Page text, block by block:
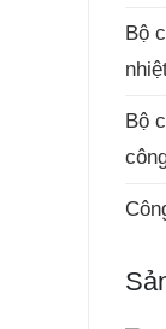
Bộ
Bộ